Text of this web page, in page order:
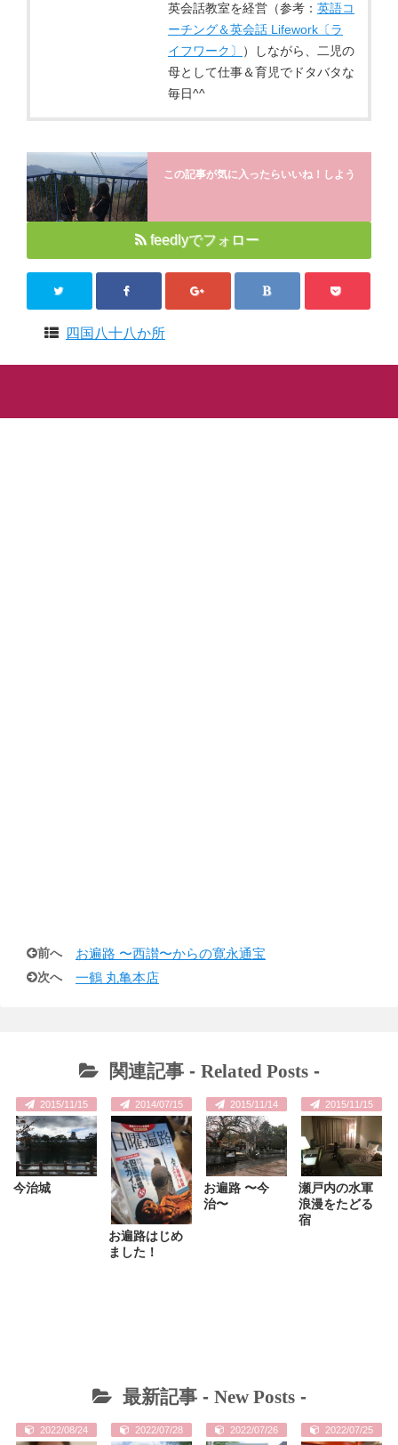
英会話教室を経営（参考： 英語コ
ーチング＆英会話 Lifework〔ラ
イフワーク〕
）しながら、二児の
母として仕事＆育児でドタバタな
毎日^^
この記事が気に入ったらいいね！しよう
feedlyでフォロー
四国八十八か所
前へ お遍路 〜西讃〜からの寛永通宝
次へ 一鶴 丸亀本店
関連記事 - Related Posts-
2015/11/15
今治城
2014/07/15
お遍路はじめ
ました！
2015/11/14
お遍路 〜今
治〜
2015/11/15
瀬戸内の水軍
浪漫をたどる
宿
最新記事 - New Posts-
2022/08/24 2022/07/28 2022/07/26 2022/07/25